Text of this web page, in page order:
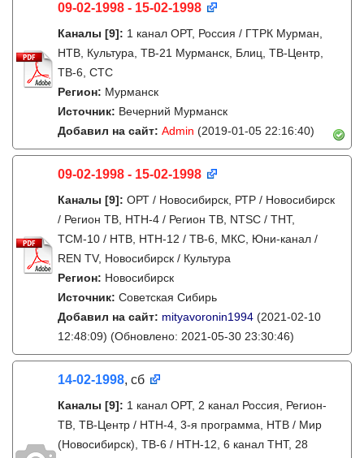
09-02-1998 - 15-02-1998
Каналы [9]: 1 канал ОРТ, Россия / ГТРК Мурман,
НТВ, Культура, ТВ-21 Мурманск, Блиц, ТВ-Центр,
ТВ-6, СТС
Регион: Мурманск
Источник: Вечерний Мурманск
Добавил на сайт: Admin (2019-01-05 22:16:40)
09-02-1998 - 15-02-1998
Каналы [9]: ОРТ / Новосибирск, РТР / Новосибирск
/ Регион ТВ, НТН-4 / Регион ТВ, NTSC / ТНТ,
ТСМ-10 / НТВ, НТН-12 / ТВ-6, МКС, Юни-канал /
REN TV, Новосибирск / Культура
Регион: Новосибирск
Источник: Советская Сибирь
Добавил на сайт: mityavoronin1994 (2021-02-10
12:48:09) (Обновлено: 2021-05-30 23:30:46)
14-02-1998, сб
Каналы [9]: 1 канал ОРТ, 2 канал Россия, Регион-
ТВ, ТВ-Центр / НТН-4, 3-я программа, НТВ / Мир
(Новосибирск), ТВ-6 / НТН-12, 6 канал ТНТ, 28